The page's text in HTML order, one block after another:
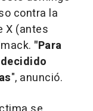
contra la
X (antes
"Para
", anunció.